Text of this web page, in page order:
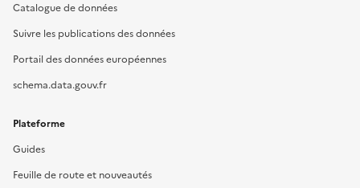
Catalogue de données
Suivre les publications des données
Portail des données européennes
schema.data.gouv.fr
Plateforme
Guides
Feuille de route et nouveautés